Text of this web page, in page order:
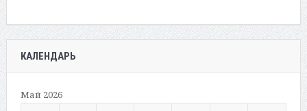
КАЛЕНДАРЬ
Май 2026